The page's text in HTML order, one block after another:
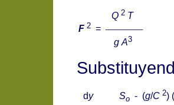
Q 2 T
F 2 =
g A3
dy So - (g/C 2) (